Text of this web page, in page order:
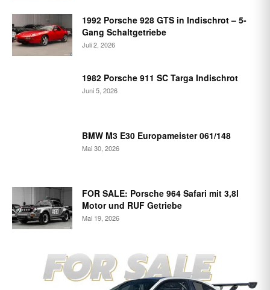
1992 Porsche 928 GTS in Indischrot – 5-
Gang Schaltgetriebe
Juli 2, 2026
1982 Porsche 911 SC Targa Indischrot
Juni 5, 2026
BMW M3 E30 Europameister 061/148
Mai 30, 2026
FOR SALE: Porsche 964 Safari mit 3,8l
Motor und RUF Getriebe
Mai 19, 2026